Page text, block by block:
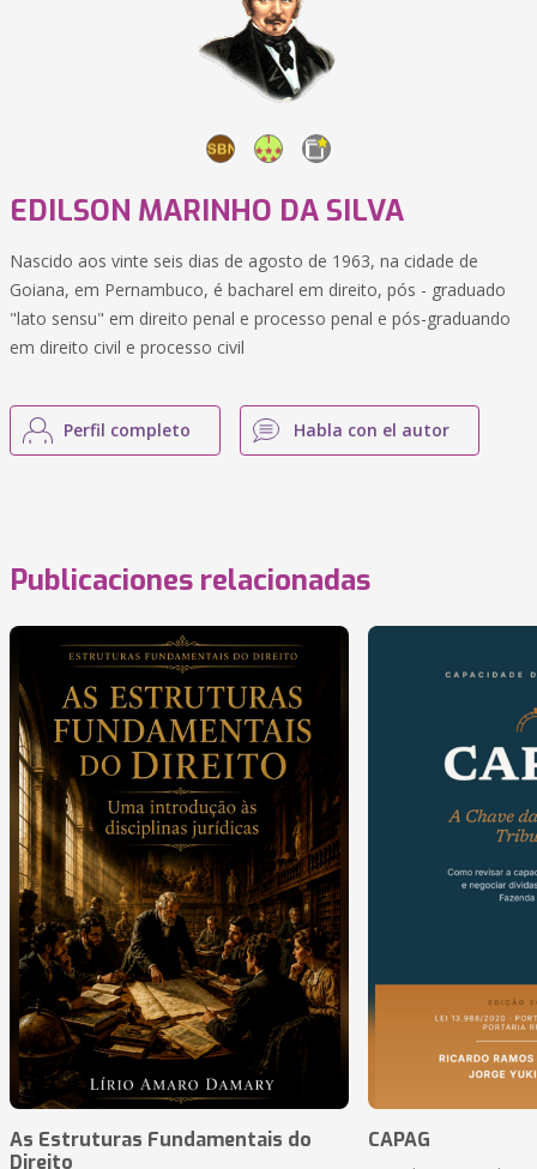
EDILSON MARINHO DA SILVA
Nascido aos vinte seis dias de agosto de 1963, na cidade de
Goiana, em Pernambuco, é bacharel em direito, pós - graduado
"lato sensu" em direito penal e processo penal e pós-graduando
em direito civil e processo civil
Perfil completo Habla con el autor
Publicaciones relacionadas
As Estruturas Fundamentais do
Direito
CAPAG